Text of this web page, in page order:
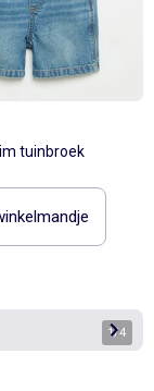
tuinbroek
1/4